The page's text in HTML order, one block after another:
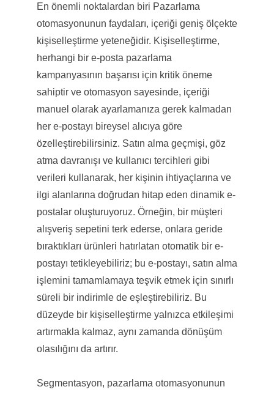
En önemli noktalardan biri Pazarlama
otomasyonunun faydaları, içeriği geniş ölçekte
kişiselleştirme yeteneğidir. Kişiselleştirme,
herhangi bir e-posta pazarlama
kampanyasının başarısı için kritik öneme
sahiptir ve otomasyon sayesinde, içeriği
manuel olarak ayarlamanıza gerek kalmadan
her e-postayı bireysel alıcıya göre
özelleştirebilirsiniz. Satın alma geçmişi, göz
atma davranışı ve kullanıcı tercihleri ​​gibi
verileri kullanarak, her kişinin ihtiyaçlarına ve
ilgi alanlarına doğrudan hitap eden dinamik e-
postalar oluşturuyoruz. Örneğin, bir müşteri
alışveriş sepetini terk ederse, onlara geride
bıraktıkları ürünleri hatırlatan otomatik bir e-
postayı tetikleyebiliriz; bu e-postayı, satın alma
işlemini tamamlamaya teşvik etmek için sınırlı
süreli bir indirimle de eşleştirebiliriz. Bu
düzeyde bir kişiselleştirme yalnızca etkileşimi
artırmakla kalmaz, aynı zamanda dönüşüm
olasılığını da artırır.
Segmentasyon, pazarlama otomasyonunun